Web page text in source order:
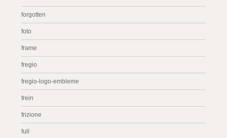
forgotten
foto
frame
fregio
fregio-logo-embleme
frein
frizione
full